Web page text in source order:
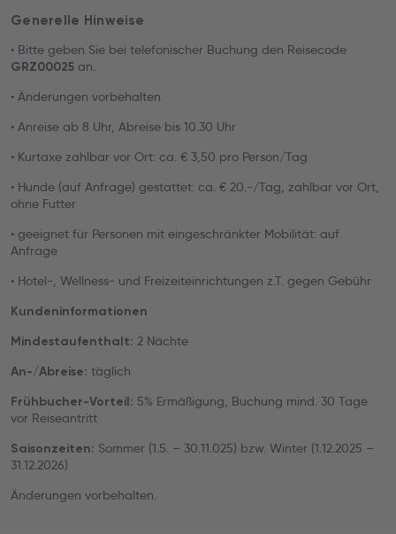
Generelle Hinweise
• Bitte geben Sie bei telefonischer Buchung den Reisecode
GRZ00025 an.
• Änderungen vorbehalten
• Anreise ab 8 Uhr, Abreise bis 10.30 Uhr
• Kurtaxe zahlbar vor Ort: ca. € 3,50 pro Person/Tag
• Hunde (auf Anfrage) gestattet: ca. € 20.-/Tag, zahlbar vor Ort,
ohne Futter
• geeignet für Personen mit eingeschränkter Mobilität: auf
Anfrage
• Hotel-, Wellness- und Freizeiteinrichtungen z.T. gegen Gebühr
Kundeninformationen
Mindestaufenthalt: 2 Nächte
An-/Abreise: täglich
Frühbucher-Vorteil: 5% Ermäßigung, Buchung mind. 30 Tage
vor Reiseantritt
Saisonzeiten: Sommer (1.5. – 30.11.025) bzw. Winter (1.12.2025 –
31.12.2026)
Änderungen vorbehalten.